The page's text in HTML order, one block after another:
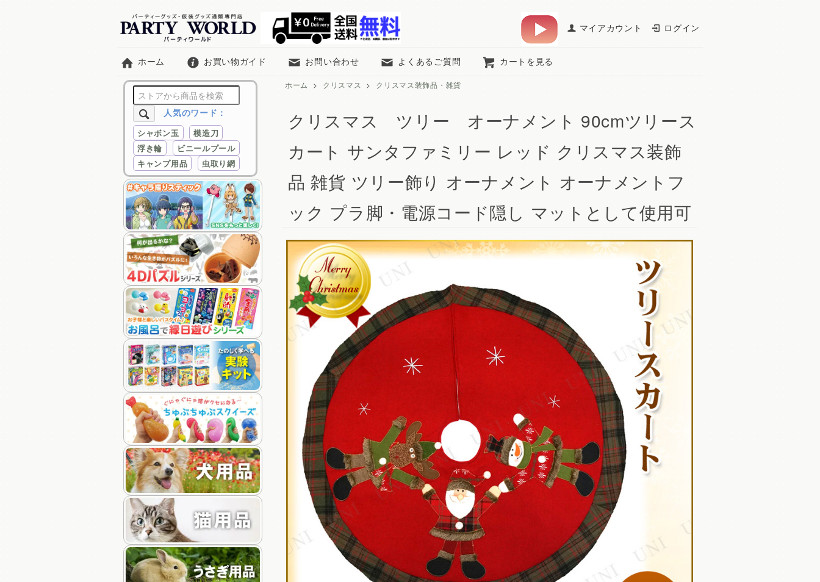
マイアカウント ログイン
ホーム お買い物ガイド お問い合わせ よくあるご質問 カートを見る
ホーム > クリスマス > クリスマス装飾品・雑貨
クリスマス ツリー オーナメント 90cmツリース
カート サンタファミリー レッド クリスマス装飾
品 雑貨 ツリー飾り オーナメント オーナメントフ
ック プラ脚・電源コード隠し マットとして使用可
人気のワード：
シャボン玉
模造刀
浮き輪
ビニールプール
キャンプ用品
虫取り網